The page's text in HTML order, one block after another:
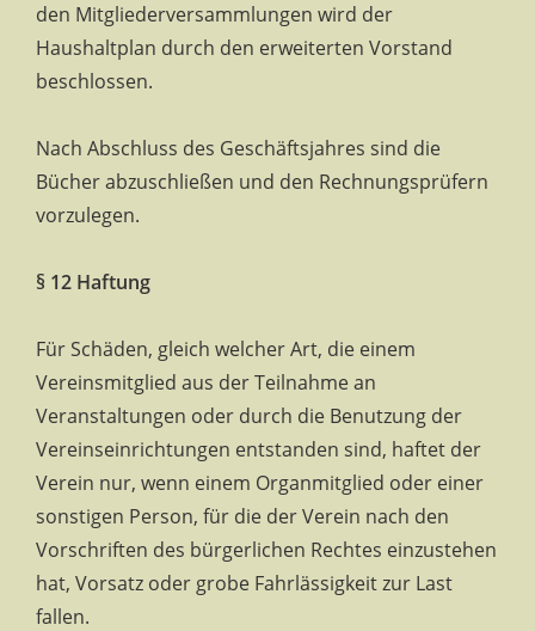
den Mitgliederversammlungen wird der
Haushaltplan durch den erweiterten Vorstand
beschlossen.
Nach Abschluss des Geschäftsjahres sind die
Bücher abzuschließen und den Rechnungsprüfern
vorzulegen.
§ 12 Haftung
Für Schäden, gleich welcher Art, die einem
Vereinsmitglied aus der Teilnahme an
Veranstaltungen oder durch die Benutzung der
Vereinseinrichtungen entstanden sind, haftet der
Verein nur, wenn einem Organmitglied oder einer
sonstigen Person, für die der Verein nach den
Vorschriften des bürgerlichen Rechtes einzustehen
hat, Vorsatz oder grobe Fahrlässigkeit zur Last
fallen.